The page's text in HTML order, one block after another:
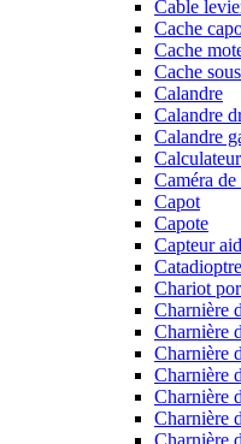
Cable
Cache
Cache
Cache
Calandre
Calandre
Calandre
Caméra de
Capot
Capote
Capteur
Chariot
Charnière
Charnière
Charnière
Charnière
Charnière
Charnière
Charnière